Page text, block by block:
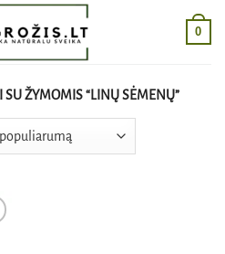
0
SU ŽYMOMIS “LINŲ SĖMENŲ”